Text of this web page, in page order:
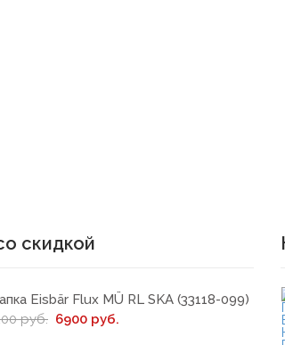
скидкой
Eisbär Flux MÜ RL SKA (33118-099)
руб. 6900 руб.